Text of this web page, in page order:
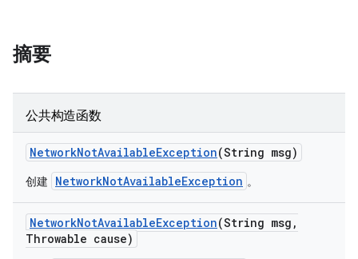
摘要
公共构造函数
NetworkNotAvailableException(String msg)
创建 NetworkNotAvailableException 。
NetworkNotAvailableException(String msg ,
Throwable cause)